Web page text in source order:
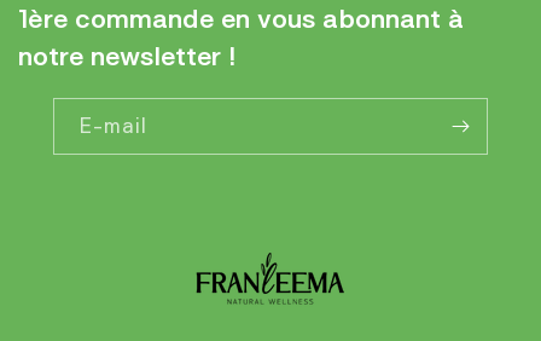
1ère commande en vous abonnant à
notre newsletter !
E-mail